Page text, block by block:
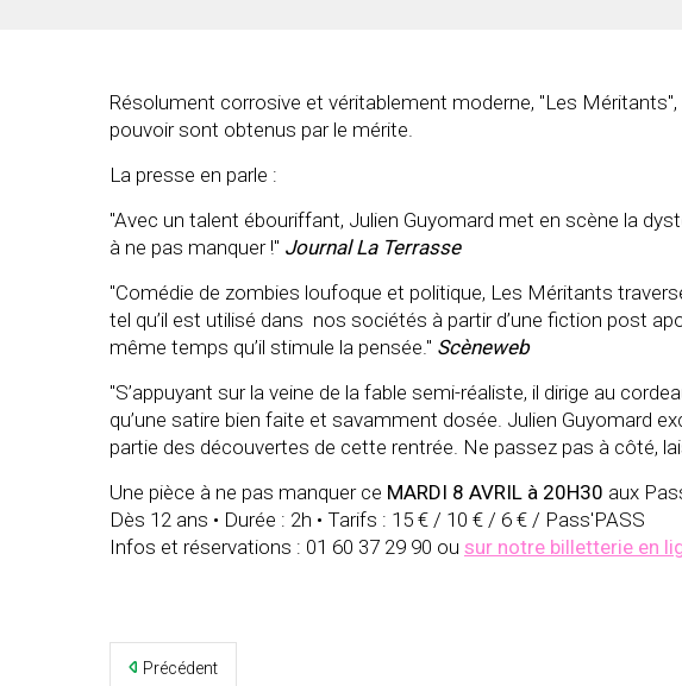
Résolument corrosive et véritablement moderne, "Les
pouvoir sont obtenus par le mérite.
La presse en parle :
"Avec un talent ébouriffant, Julien Guyomard met en scène la
à ne pas manquer !" Journal La Terrasse
"Comédie de zombies loufoque et politique, Les Méritants
tel qu’il est utilisé dans nos sociétés à partir d’une fiction post
même temps qu’il stimule la pensée." Scèneweb
"S’appuyant sur la veine de la fable semi-réaliste, il dirige au
qu’une satire bien faite et savamment dosée. Julien Guyomard
partie des découvertes de cette rentrée. Ne passez pas à côté,
Une pièce à ne pas manquer ce MARDI 8 AVRIL à 20H30 aux
Dès 12 ans • Durée : 2h • Tarifs : 15 € / 10 € / 6 € / Pass'PASS
Infos et réservations : 01 60 37 29 90 ou sur notre billetterie en
Précédent